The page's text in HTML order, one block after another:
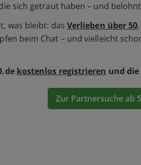
sich getraut haben – und
was bleibt: das Verlieben über 50
beim Chat – und vielleicht
kostenlos registrieren und
Zur Partnersuche ab